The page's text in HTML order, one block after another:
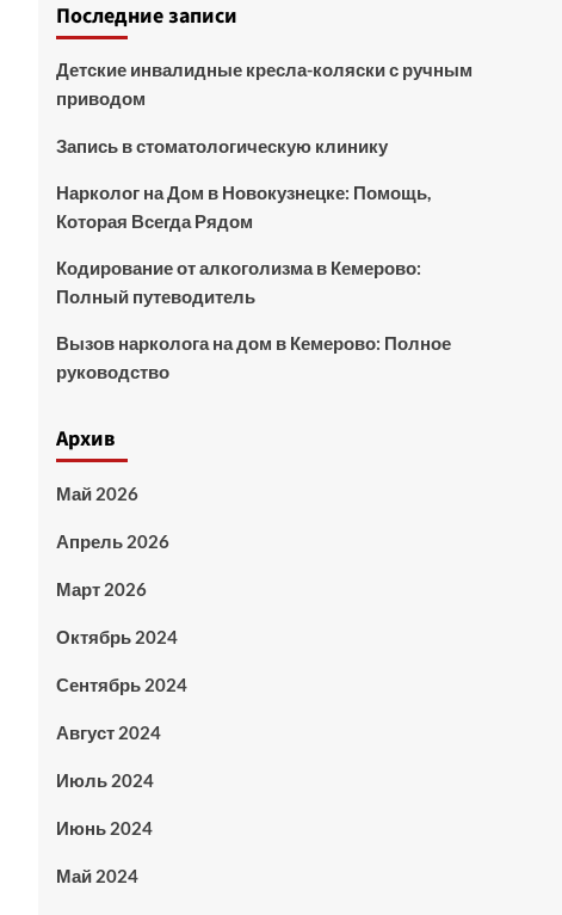
Последние записи
Детские инвалидные кресла-коляски с ручным
приводом
Запись в стоматологическую клинику
Нарколог на Дом в Новокузнецке: Помощь,
Которая Всегда Рядом
Кодирование от алкоголизма в Кемерово:
Полный путеводитель
Вызов нарколога на дом в Кемерово: Полное
руководство
Архив
Май 2026
Апрель 2026
Март 2026
Октябрь 2024
Сентябрь 2024
Август 2024
Июль 2024
Июнь 2024
Май 2024